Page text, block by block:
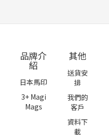
品牌介
紹
日本馬印
3+ Magi
Mags
其他
送貨安
排
我們的
客戶
資料下
載